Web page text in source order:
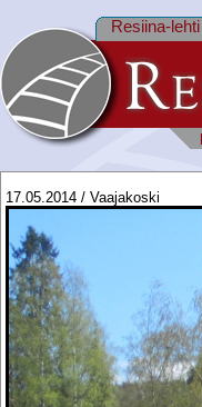
Resiina-lehti
17.05.2014 / Vaajakoski